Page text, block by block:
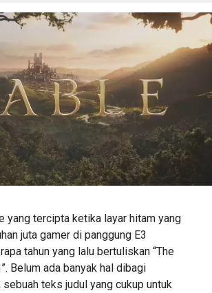
yang tercipta ketika layar hitam yang
juta gamer di panggung E3
tahun yang lalu bertuliskan “The
Belum ada banyak hal dibagi
sebuah teks judul yang cukup untuk